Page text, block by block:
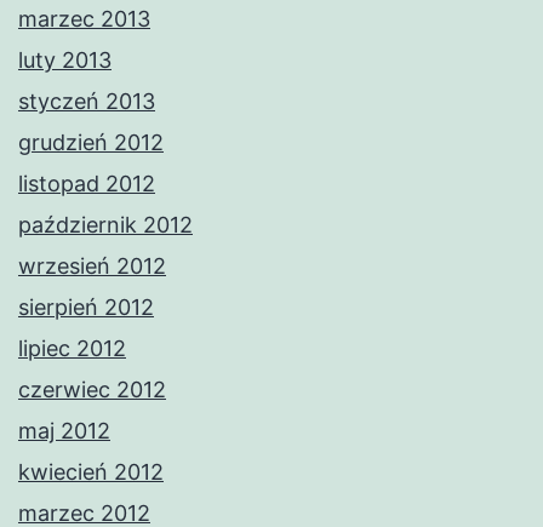
marzec 2013
luty 2013
styczeń 2013
grudzień 2012
listopad 2012
październik 2012
wrzesień 2012
sierpień 2012
lipiec 2012
czerwiec 2012
maj 2012
kwiecień 2012
marzec 2012